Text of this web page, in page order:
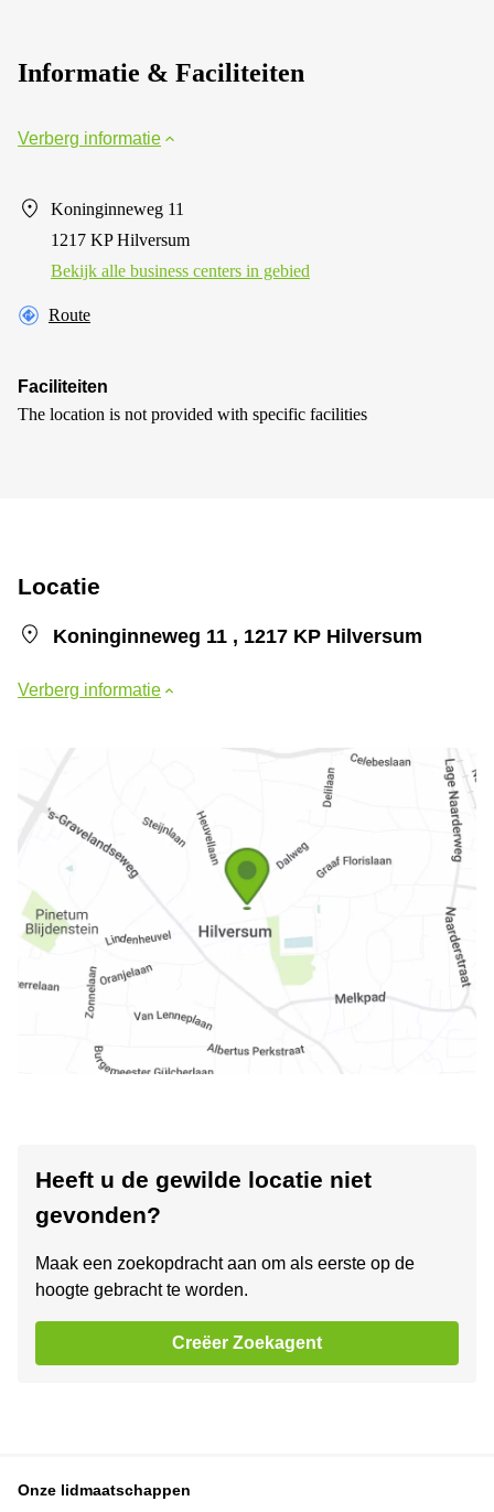
Informatie & Faciliteiten
Verberg informatie
Koninginneweg 11
1217 KP Hilversum
Bekijk alle business centers in gebied
Route
Faciliteiten
The location is not provided with specific facilities
Locatie
Koninginneweg 11 , 1217 KP Hilversum
Verberg informatie
Heeft u de gewilde locatie niet
gevonden?
Maak een zoekopdracht aan om als eerste op de
hoogte gebracht te worden.
Creëer Zoekagent
Onze lidmaatschappen